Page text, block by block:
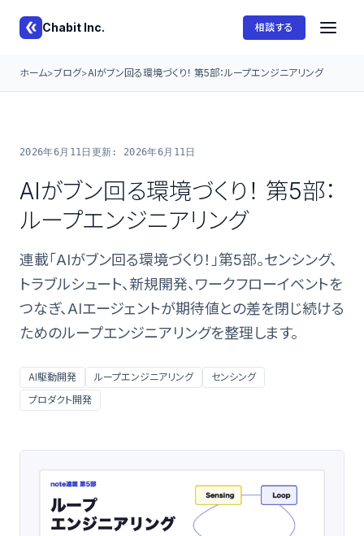
Chabit Inc. 相談する
ホーム ブログ AIがブン回る環境づくり！ 第5部：ループエンジニアリング
2026年6月11日 更新: 2026年6月11日
AIがブン回る環境づくり！ 第5部：
ループエンジニアリング
連載「AIがブン回る環境づくり！」第5部。センシング、
トラブルシュート、新規開発、ワークフローイベントを
つなぎ、AIエージェントが期待値との差を閉じ続ける
ためのループエンジニアリングを整理します。
AI駆動開発 ループエンジニアリング
センシング
プロダクト開発